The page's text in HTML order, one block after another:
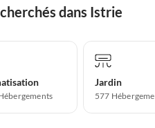
dans Istrie
Jardin
577